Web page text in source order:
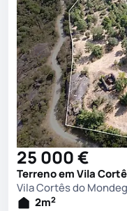
25 000 €
Terreno em Vila
Vila Cortês do
2m2